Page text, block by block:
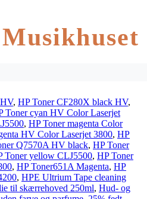
, HP Toner CF280X black HV,
Toner cyan HV Color Laserjet
, HP Toner magenta Color
HV Color Laserjet 3800, HP
Q7570A HV black, HP Toner
Toner yellow CLJ5500, HP Toner
, HP Toner651A Magenta, HP
, HPE Ultrium Tape cleaning
til skærrehoved 250ml, Hud- og